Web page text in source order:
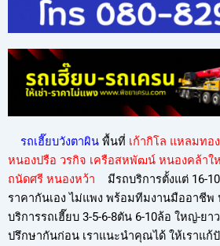
รถเฮี๊ยบวังตาผิน พื้นที่ เก้ากิโล แหลมทอ
หนองปรือ วรกิจ เครือสหพัฒน์ หนองคล้าใ
ถนัดศรี หนองหว้า มีรถบริการตั้งแต่ 16-
ราคากันเอง ไม่แพง พร้อมทีมงานมืออาชีพ
บริการรถเฮี๊ยบ 3-5-6-8ตัน 6-10ล้อ ใหญ่-ยา
ปรึกษากันก่อน เราแนะนำคุณได้ ให้เราแ